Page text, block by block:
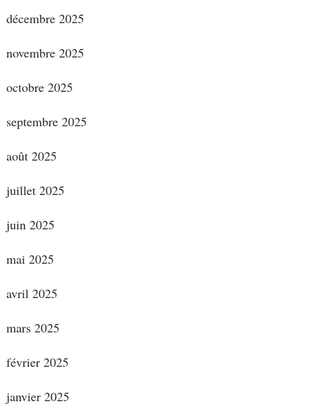
décembre 2025
novembre 2025
octobre 2025
septembre 2025
août 2025
juillet 2025
juin 2025
mai 2025
avril 2025
mars 2025
février 2025
janvier 2025